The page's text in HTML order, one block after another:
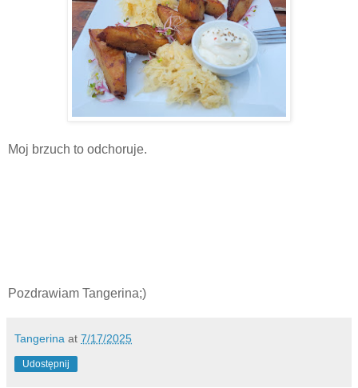
Moj brzuch to odchoruje.
Pozdrawiam Tangerina;)
Tangerina at 7/17/2025
Udostępnij